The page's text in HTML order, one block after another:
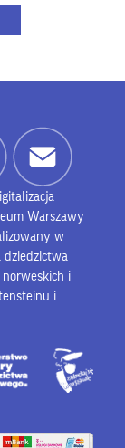
Warszawy
w
dziedzictwa
i
i